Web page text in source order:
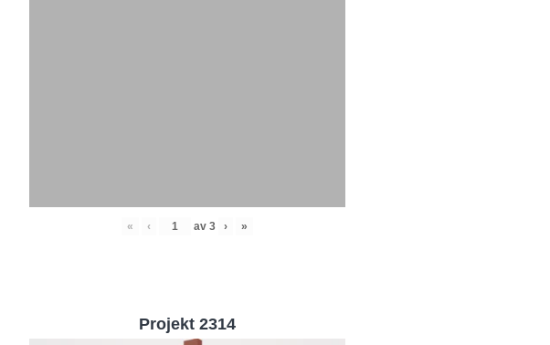
« ‹ av 3 › »
Projekt 2314